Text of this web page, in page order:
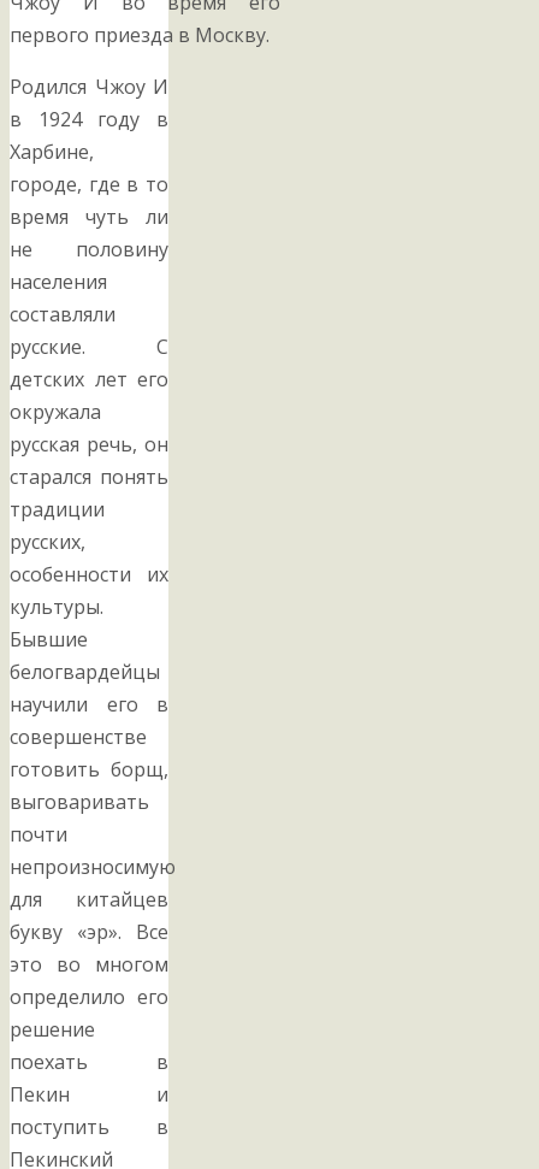
первого приезда в Москву.
Родился Чжоу И
в 1924 году в
Харбине,
городе, где в то
время чуть ли
не половину
населения
составляли
русские. С
детских лет его
окружала
русская речь, он
старался понять
традиции
русских,
особенности их
культуры.
Бывшие
белогвардейцы
научили его в
совершенстве
готовить борщ,
выговаривать
почти
непроизносимую
для китайцев
букву «эр». Все
это во многом
определило его
решение
поехать в
Пекин и
поступить в
Пекинский